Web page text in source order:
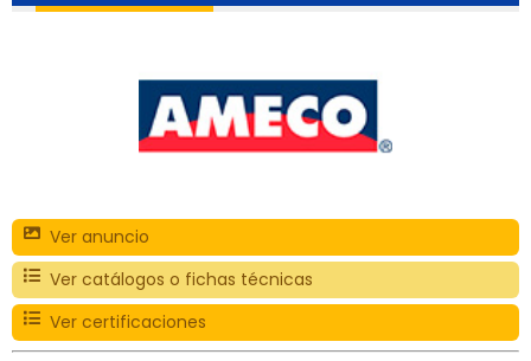
Ver anuncio
Ver catálogos o fichas técnicas
Ver certificaciones